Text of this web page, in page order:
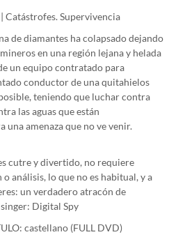
Supervivencia
de diamantes ha colapsado dejando
en una región lejana y helada
un equipo contratado para
conductor de una quitahielos
teniendo que luchar contra
las aguas que están
una amenaza que no ve venir.
cutre y divertido, no requiere
análisis, lo que no es habitual, y a
un verdadero atracón de
Digital Spy
castellano (FULL DVD)